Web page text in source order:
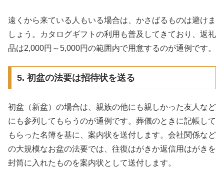
遠くから来ている人もいる場合は、かさばるものは避けま
しょう。カタログギフトの利用も普及してきており、返礼
品は2,000円～5,000円の範囲内で用意するのが通例です。
5. 初盆の法要は招待状を送る
初盆（新盆）の場合は、親族の他にも親しかった友人など
にも参列してもらうのが通例です。葬儀のときに記帳して
もらった名簿を基に、案内状を送付します。会社関係など
の大規模なお盆の法要では、往復はがきか返信用はがきを
封筒に入れたものを案内状として送付します。